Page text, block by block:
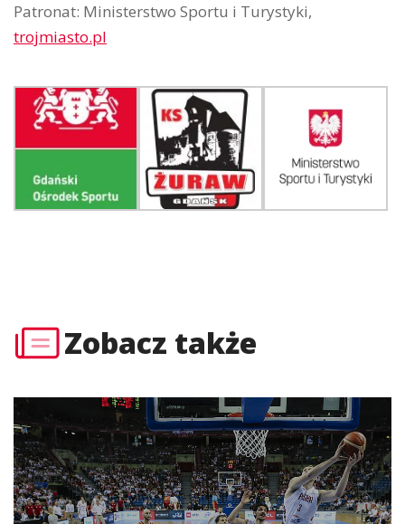
Patronat: Ministerstwo Sportu i Turystyki,
trojmiasto.pl
Zobacz także